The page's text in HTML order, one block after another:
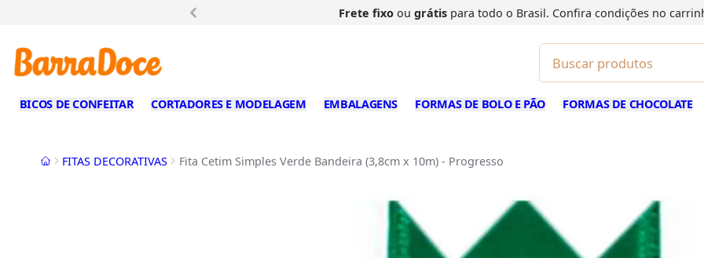
Frete fixoou grátispara todo o Brasil. Confira condições no
BICOS DE CONFEITAR CORTADORES E MODELAGEM EMBALAGENS FORMAS DE BOLO E PÃO FORMAS DE CHOCOLATE
InícioFITAS DECORATIVAS Fita Cetim Simples Verde Bandeira (3,8cm x 10m) - Progresso